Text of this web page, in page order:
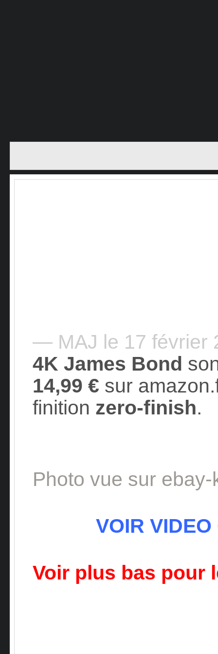
— MAJ le 17 février
4K James Bond
14,99 € sur
finition zero-finish.
Photo vue sur
VOIR
Voir plus bas pour